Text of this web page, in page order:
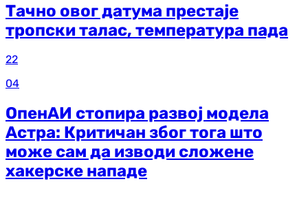
Тачно овог датума престаје
тропски талас, температура пада
22
04
ОпенАИ стопира развој модела
Астра: Критичан због тога што
може сам да изводи сложене
хакерске нападе